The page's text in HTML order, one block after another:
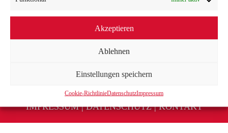
Akzeptieren
Ablehnen
Einstellungen speichern
Cookie-RichtlinieDatenschutzImpressum
IMPRESSUM|DATENSCHUTZ|KONTAKT